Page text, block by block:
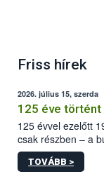
Friss hírek
2026. július 15, szerda
125 éve történt
125 évvel ezelőtt
csak részben – a
állomás a Kis
tervezett új
TOVÁBB >